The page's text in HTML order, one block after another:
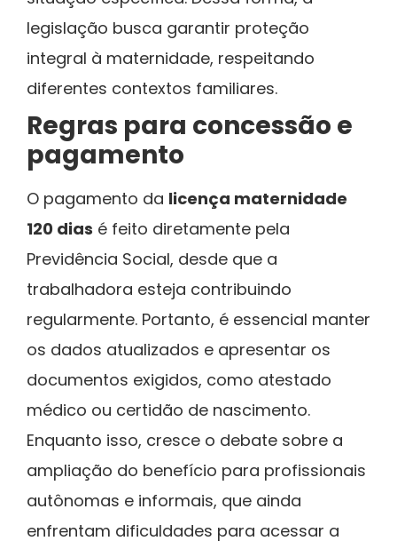
legislação busca garantir proteção
integral à maternidade, respeitando
diferentes contextos familiares.
Regras para concessão e
pagamento
O pagamento da licença maternidade
120 dias é feito diretamente pela
Previdência Social, desde que a
trabalhadora esteja contribuindo
regularmente. Portanto, é essencial manter
os dados atualizados e apresentar os
documentos exigidos, como atestado
médico ou certidão de nascimento.
Enquanto isso, cresce o debate sobre a
ampliação do benefício para profissionais
autônomas e informais, que ainda
enfrentam dificuldades para acessar a